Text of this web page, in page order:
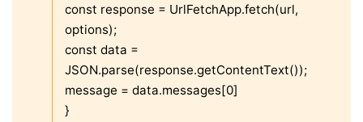
const response = UrlFetchApp.fetch(url,
options);
const data =
JSON.parse(response.getContentText());
message = data.messages[0]
}